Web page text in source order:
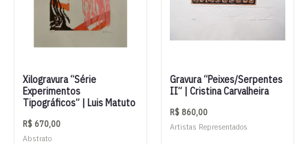
Xilogravura “Série
Experimentos
Tipográficos” | Luis Matuto
R$ 670,00
Abstrato
Gravura “Peixes/Serpentes
II” | Cristina Carvalheira
R$ 860,00
Artistas Representados